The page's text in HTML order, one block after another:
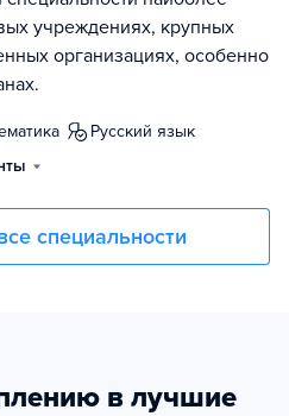
учреждениях, крупных
организациях, особенно
русский язык
специальности
в лучшие